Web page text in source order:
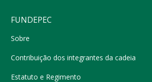
FUNDEPEC
Sobre
Contribuição dos integrantes da cadeia
Estatuto e Regimento